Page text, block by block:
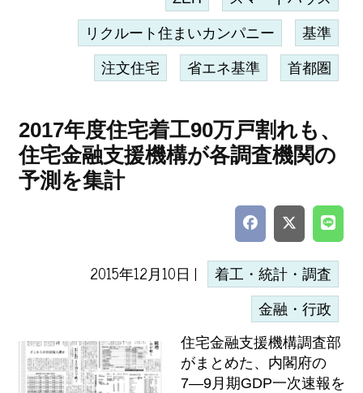
リクルート住まいカンパニー 基準
注文住宅 省エネ基準 首都圏
2017年度住宅着工90万戸割れも、
住宅金融支援機構が各調査機関の
予測を集計
2015年12月10日 | 着工・統計・調査
金融・行政
住宅金融支援機構調査部
がまとめた、内閣府の
7―9月期GDP一次速報を